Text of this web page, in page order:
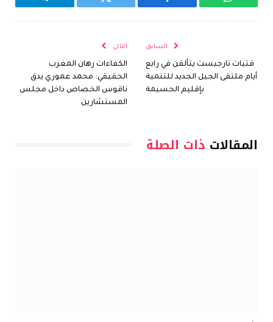
واتساب فيسبوك تويتر تيلقرام
السابق
فتيات تارجيست يتألقن في رابع
أيام ملتقى الجيل الجديد للتنمية
بإقليم الحسيمة
التالي
الكفاءات رهان المغرب
الحقيقي: محمد عموري يدق
ناقوس الخصاص داخل مجلس
المستشارين
المقالات ذات الصلة